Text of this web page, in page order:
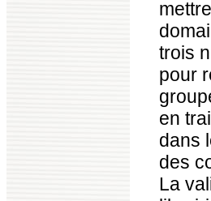
trois
pour
en
dans
des
La